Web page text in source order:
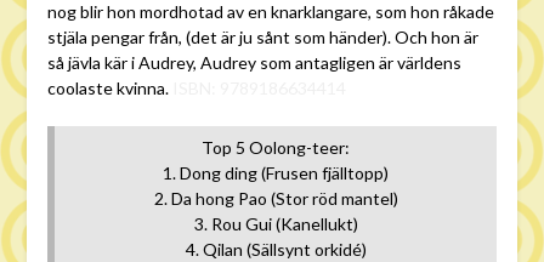
nog blir hon mordhotad av en knarklangare, som hon råkade
stjäla pengar från, (det är ju sånt som händer). Och hon är
så jävla kär i Audrey, Audrey som antagligen är världens
coolaste kvinna.
Top 5 Oolong-teer:
1. Dong ding (Frusen fjälltopp)
2. Da hong Pao (Stor röd mantel)
3. Rou Gui (Kanellukt)
4. Qilan (Sällsynt orkidé)